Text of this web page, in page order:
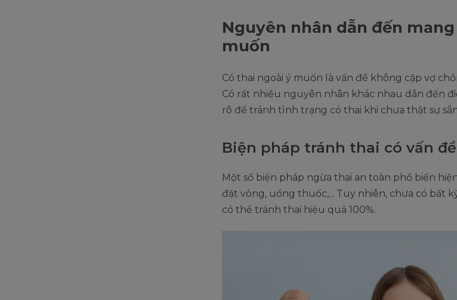
Nguyên nhân dẫn đến
muốn
Có thai ngoài ý muốn là vấn đề không cặp vợ
Có rất nhiều nguyên nhân khác nhau dẫn đến
rõ để tránh tình trạng có thai khi chưa thật sự
Biện pháp tránh thai có vấn đề
Một số biện pháp ngừa thai an toàn phổ biến
đặt vòng, uống thuốc,... Tuy nhiên, chưa có bất
có thể tránh thai hiệu quả 100%.